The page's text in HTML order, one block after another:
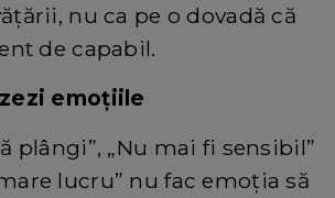
nu ca pe o dovadă că
de capabil.
emoțiile
plângi”, „Nu mai fi sensibil”
lucru” nu fac emoția să